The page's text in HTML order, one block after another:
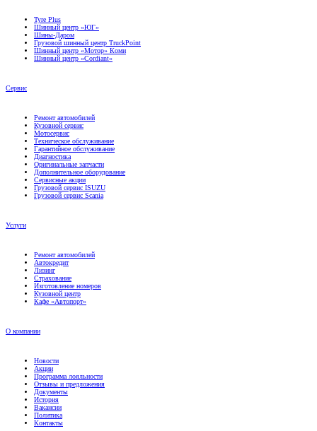
Шинный центр «ЮГ»
Шины-Даром
Грузовой шинный центр TruckPoint
Шинный центр «Мотор» Коми
Шинный центр «Cordiant»
Кузовной сервис
Мотосервис
Техническое обслуживание
Гарантийное обслуживание
Диагностика
Оригинальные запчасти
Дополнительное оборудование
Сервисные акции
Грузовой сервис ISUZU
Грузовой сервис Scania
Автокредит
Лизинг
Страхование
Изготовление номеров
Кузовной центр
Кафе «Автопорт»
Акции
Программа лояльности
Отзывы и предложения
Документы
История
Вакансии
Политика
Контакты